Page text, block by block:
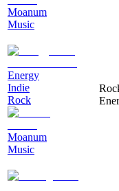
Moanum
Music
Energy
Indie
Rock
Moanum
Music